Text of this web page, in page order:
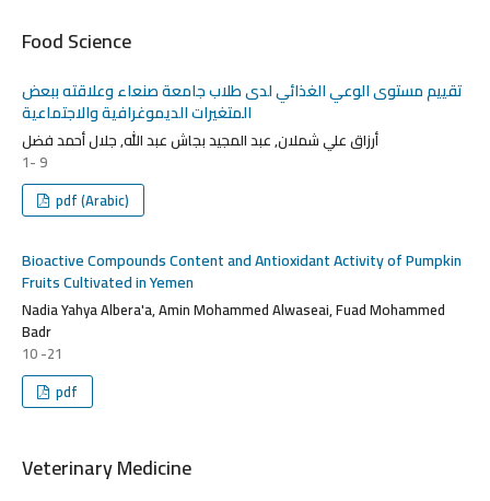
Food Science
تقييم مستوى الوعي الغذائي لدى طلاب جامعة صنعاء وعلاقته ببعض
المتغيرات الديموغرافية والاجتماعية
أرزاق علي شملان, عبد المجيد بجاش عبد الله, جلال أحمد فضل
1- 9
pdf (Arabic)
Bioactive Compounds Content and Antioxidant Activity of Pumpkin
Fruits Cultivated in Yemen
Nadia Yahya Albera'a, Amin Mohammed Alwaseai, Fuad Mohammed
Badr
10 -21
pdf
Veterinary Medicine